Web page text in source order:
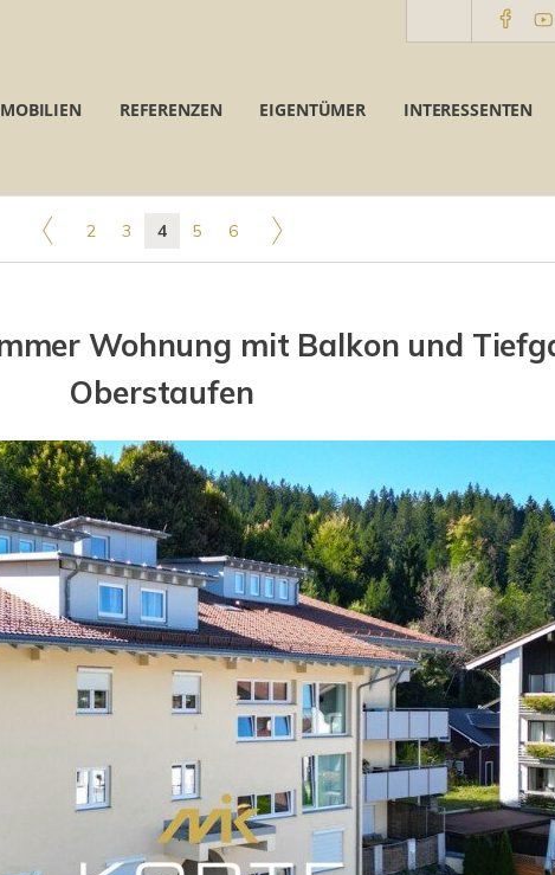
REFERENZEN EIGENTÜMER INTERESSENTEN
2 3 4 5 6
Wohnung mit Balkon und
Oberstaufen